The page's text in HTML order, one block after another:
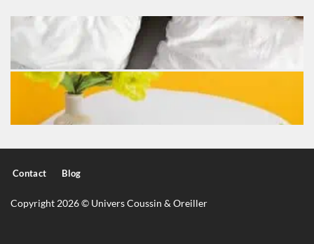
Contact Blog
Copyright 2026 © Univers Coussin & Oreiller